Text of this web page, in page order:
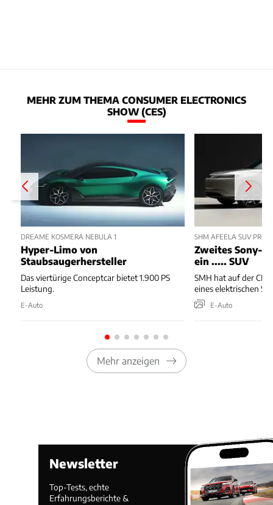
MEHR ZUM THEMA CONSUMER ELECTRONICS
SHOW (CES)
DREAME KOSMERA NEBULA 1
Hyper-Limo von
Staubsaugerhersteller
Das viertürige Conceptcar bietet 1.900 PS
Leistung.
E-Auto
SHM AFEELA SUV
Zweites Sony-
ein ..... SUV
SMH hat auf der
eines elektrischen
E-Auto
Mehr anzeigen
Newsletter
Top-Tests, echte
Erfahrungsberichte &